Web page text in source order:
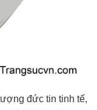
đức tin tinh tế,